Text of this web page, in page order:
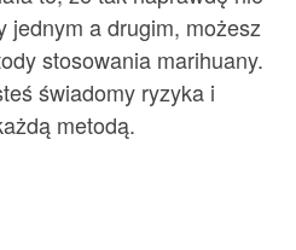
jednym a drugim, możesz
stosowania marihuany.
świadomy ryzyka i
metodą.